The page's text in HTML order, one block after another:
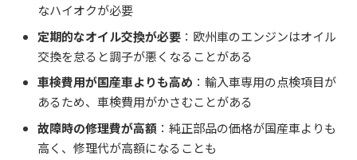
なハイオクが必要
定期的なオイル交換が必要 ：欧州車のエンジンはオイル
交換を怠ると調子が悪くなることがある
車検費用が国産車よりも高め ：輸入車専用の点検項目が
あるため、車検費用がかさむことがある
故障時の修理費が高額 ：純正部品の価格が国産車よりも
高く、修理代が高額になることも